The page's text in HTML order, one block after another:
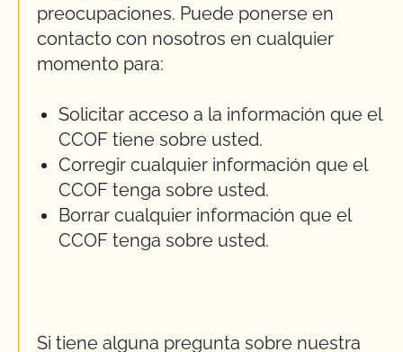
preocupaciones. Puede ponerse en
contacto con nosotros en cualquier
momento para:
Solicitar acceso a la información que el
CCOF tiene sobre usted.
Corregir cualquier información que el
CCOF tenga sobre usted.
Borrar cualquier información que el
CCOF tenga sobre usted.
Si tiene alguna pregunta sobre nuestra